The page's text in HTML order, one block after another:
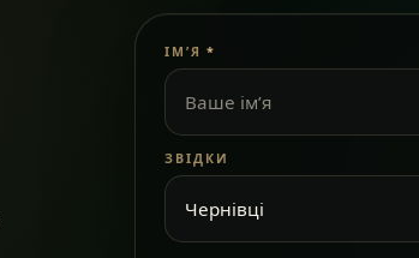
ІМ’Я *
ЗВІДКИ